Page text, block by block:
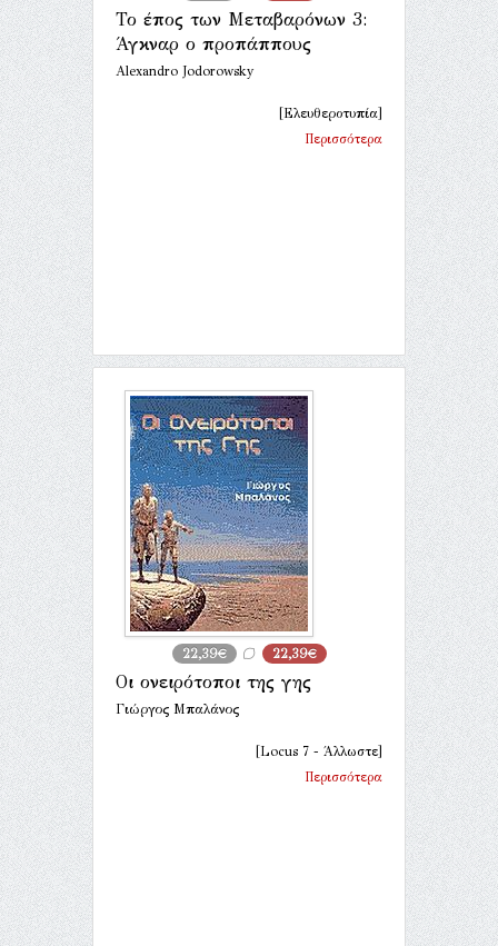
Το έπος των Μεταβαρόνων 3:
Άγκναρ ο προπάππους
Alexandro Jodorowsky
[Ελευθεροτυπία]
Περισσότερα
22,39€ 22,39€
Οι ονειρότοποι της γης
Γιώργος Μπαλάνος
[Locus 7 - Άλλωστε]
Περισσότερα